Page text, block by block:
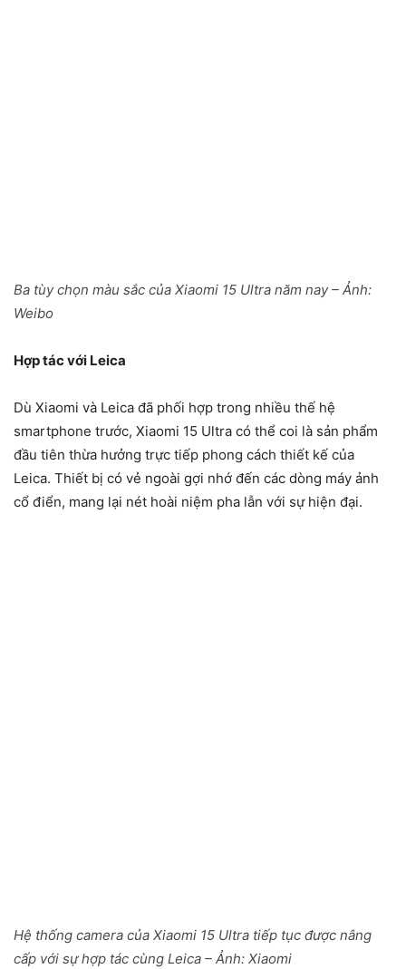
Ba tùy chọn màu sắc của Xiaomi 15 Ultra năm nay – Ảnh:
Weibo
Hợp tác với Leica
Dù Xiaomi và Leica đã phối hợp trong nhiều thế hệ
smartphone trước, Xiaomi 15 Ultra có thể coi là sản phẩm
đầu tiên thừa hưởng trực tiếp phong cách thiết kế của
Leica. Thiết bị có vẻ ngoài gợi nhớ đến các dòng máy ảnh
cổ điển, mang lại nét hoài niệm pha lẫn với sự hiện đại.
Hệ thống camera của Xiaomi 15 Ultra tiếp tục được nâng
cấp với sự hợp tác cùng Leica – Ảnh: Xiaomi